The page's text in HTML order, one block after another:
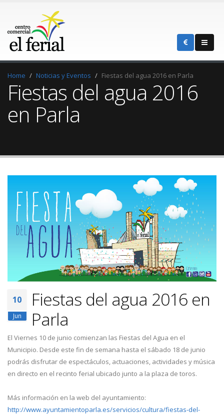
Home Noticias y Eventos Fiestas del agua 2016 en Parla
Fiestas del agua 2016
en Parla
10
Jun
Fiestas del agua 2016 en
Parla
El Viernes 10 de junio comienzan las Fiestas del Agua en el
Municipio. Desde este fin de semana hasta el sábado 18 de junio
podrás disfrutar de espectáculos, actuaciones, actividades y música
en directo en el recinto ferial ubicado junto a la plaza de toros.
Más información en la web del ayuntamiento:
http://www.ayuntamientoparla.es/servicios/cultura/fiestas-del-